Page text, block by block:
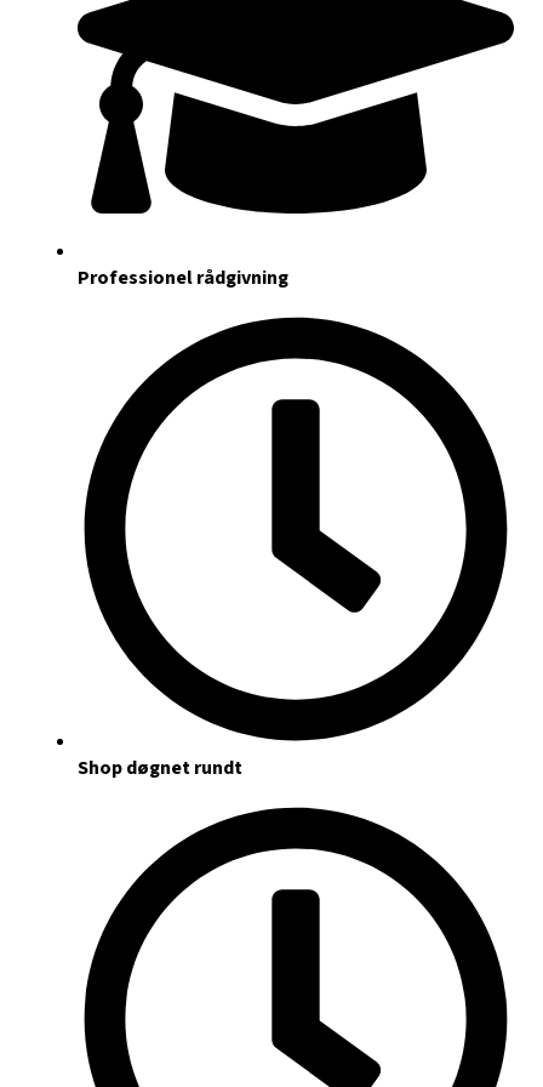
Professionel rådgivning
Shop døgnet rundt